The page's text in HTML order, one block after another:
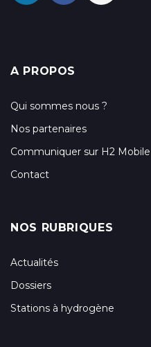
A PROPOS
Qui sommes nous ?
Nos partenaires
Communiquer sur H2 Mobile
Contact
NOS RUBRIQUES
Actualités
Dossiers
Stations à hydrogène